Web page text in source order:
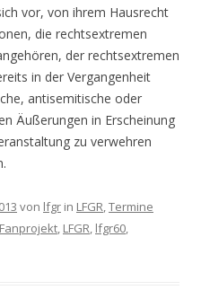
vor, von ihrem Hausrecht
die rechtsextremen
der rechtsextremen
in der Vergangenheit
antisemitische oder
Äußerungen in Erscheinung
zu verwehren
von lfgr in LFGR,Termine
Fanprojekt, LFGR, lfgr60,